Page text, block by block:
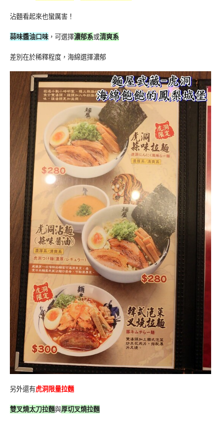
沾麵看起來也蠻厲害！
蒜味醬油口味 ，可選擇濃郁系或清爽系
差別在於稀釋程度，海綿選擇濃郁
另外還有虎洞限量拉麵
雙叉燒太刀拉麵與厚切叉燒拉麵